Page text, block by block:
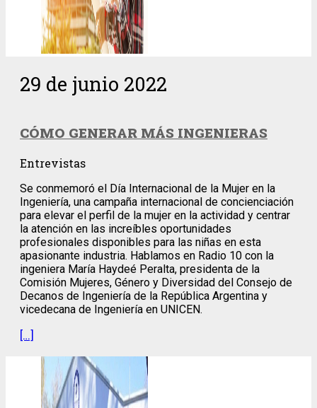
29 de junio 2022
CÓMO GENERAR MÁS INGENIERAS
Entrevistas
Se conmemoró el Día Internacional de la Mujer en la
Ingeniería, una campaña internacional de concienciación
para elevar el perfil de la mujer en la actividad y centrar
la atención en las increíbles oportunidades
profesionales disponibles para las niñas en esta
apasionante industria. Hablamos en Radio 10 con la
ingeniera María Haydeé Peralta, presidenta de la
Comisión Mujeres, Género y Diversidad del Consejo de
Decanos de Ingeniería de la República Argentina y
vicedecana de Ingeniería en UNICEN.
[…]